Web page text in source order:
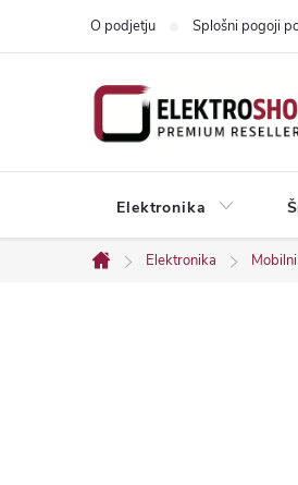
O podjetju Splošni pogoji
Elektronika
Home
Elektronika